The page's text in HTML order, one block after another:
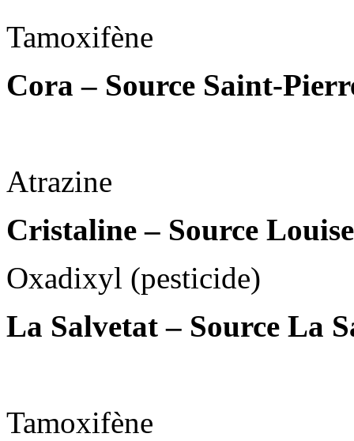
Tamoxifène
Cora – Source Saint-
Atrazine
Cristaline – Source Louise
Oxadixyl (pesticide)
La Salvetat – Source La
Tamoxifène